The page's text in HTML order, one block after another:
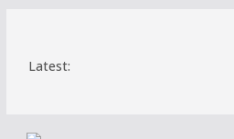
contenido
Latest: